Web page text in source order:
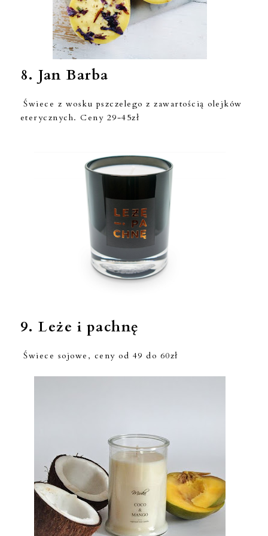
8.Jan Barba
Świece z wosku pszczelego z zawartością olejków
eterycznych. Ceny 29-45zł
9. Leże i pachnę
Świece sojowe, ceny od 49 do 60zł